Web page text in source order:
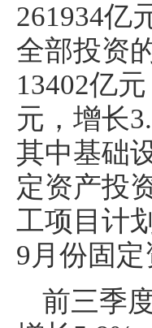
261934亿
全部投资
13402亿
元，增长
其中基础
定资产投
工项目计
9月份固
前三季